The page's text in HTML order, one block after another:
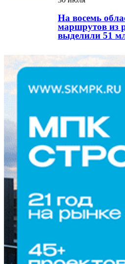
На восемь
маршрутов из
выделили 51